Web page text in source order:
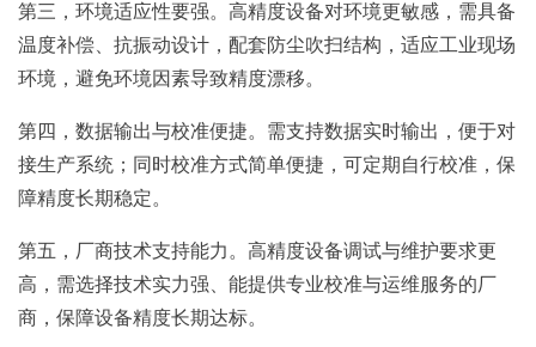
第三，环境适应性要强。高精度设备对环境更敏感，需具备
温度补偿、抗振动设计，配套防尘吹扫结构，适应工业现场
环境，避免环境因素导致精度漂移。
第四，数据输出与校准便捷。需支持数据实时输出，便于对
接生产系统；同时校准方式简单便捷，可定期自行校准，保
障精度长期稳定。
第五，厂商技术支持能力。高精度设备调试与维护要求更
高，需选择技术实力强、能提供专业校准与运维服务的厂
商，保障设备精度长期达标。